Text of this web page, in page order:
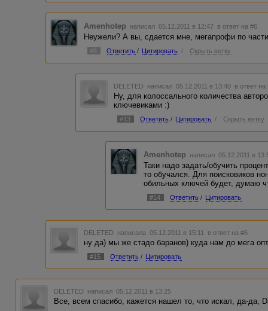
Amenhotep написал 05.12.2011 в 12:47 в ответ на #6
Неужели? А вы, сдается мне, мегапрофи по
#8 Ответить / Цитировать / Скрыть ветку
DELETED написал 05.12.2011 в 13:40 в ответ на
Ну, для колоссального количества
ключевиками :)
#13 Ответить / Цитировать / Скрыть ветку
Amenhotep написал 05.12.2011 в
Таки надо задать/обучить
то обучался. Для поисковиков
обильных ключей будет, думаю
#14 Ответить / Цитировать
DELETED написала 05.12.2011 в 15:11 в ответ на #6
ну да) мы же стадо баранов) куда нам до мега
#15 Ответить / Цитировать
DELETED написал 05.12.2011 в 13:25
Все, всем спасибо, кажется нашел то, что искал, да-да,